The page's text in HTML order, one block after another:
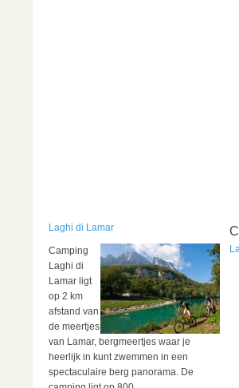
Laghi di Lamar
Camping
Laghi di
Lamar ligt
op 2 km
afstand van
de meertjes
van Lamar, bergmeertjes waar je
heerlijk in kunt zwemmen in een
spectaculaire berg panorama. De